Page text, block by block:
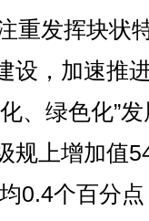
重发挥块状
设，加速推
、绿色化”
规上增加值
0.4个百分